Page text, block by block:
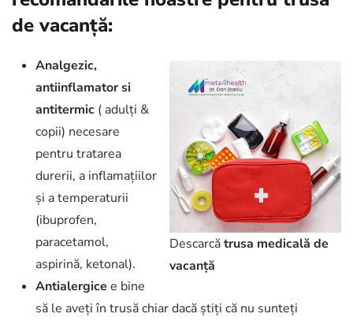
de vacanță:
Descarcătrusa medicală de
vacanță
Analgezic,
antiinflamator si
antitermic ( adulți &
copii) necesare
pentru tratarea
durerii, a inflamațiilor
și a temperaturii
(ibuprofen,
paracetamol,
aspirină, ketonal).
Antialergice e bine
să le aveți în trusă chiar dacă știți că nu sunteți